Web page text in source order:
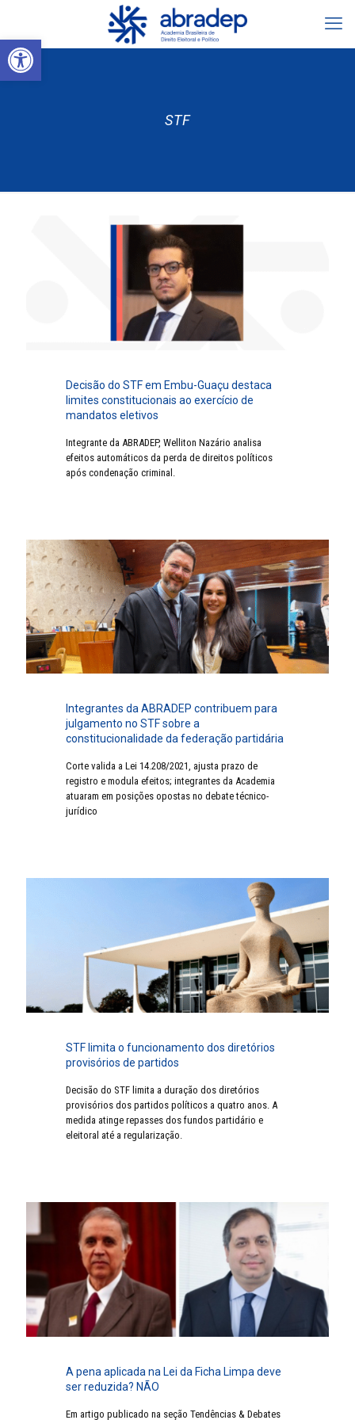
Abrir a barra de ferramentas
STF
Decisão do STF em Embu-Guaçu destaca
limites constitucionais ao exercício de
mandatos eletivos
Integrante da ABRADEP, Welliton Nazário analisa
efeitos automáticos da perda de direitos políticos
após condenação criminal.
Integrantes da ABRADEP contribuem para
julgamento no STF sobre a
constitucionalidade da federação partidária
Corte valida a Lei 14.208/2021, ajusta prazo de
registro e modula efeitos; integrantes da Academia
atuaram em posições opostas no debate técnico-
jurídico
STF limita o funcionamento dos diretórios
provisórios de partidos
Decisão do STF limita a duração dos diretórios
provisórios dos partidos políticos a quatro anos. A
medida atinge repasses dos fundos partidário e
eleitoral até a regularização.
A pena aplicada na Lei da Ficha Limpa deve
ser reduzida? NÃO
Em artigo publicado na seção Tendências & Debates